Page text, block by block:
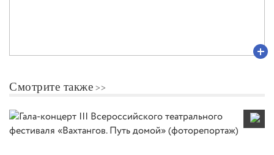
Смотрите также